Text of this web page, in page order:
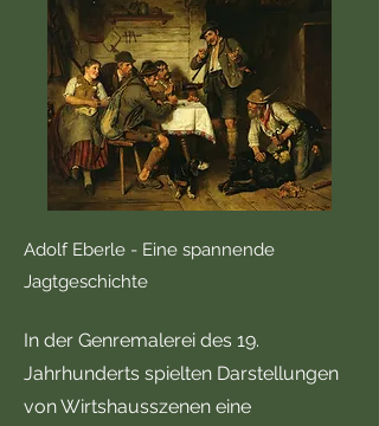
Adolf Eberle - Eine spannende
Jagtgeschichte
In der Genremalerei des 19.
Jahrhunderts spielten Darstellungen
von Wirtshausszenen eine